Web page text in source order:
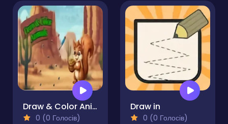
Draw & Color Animals
0 (0 Голосів)
Draw in
0 (0 Голосів)